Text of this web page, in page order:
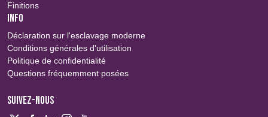
Finitions
INFO
Déclaration sur l'esclavage moderne
Conditions générales d'utilisation
Politique de confidentialité
Questions fréquemment posées
SUIVEZ-NOUS